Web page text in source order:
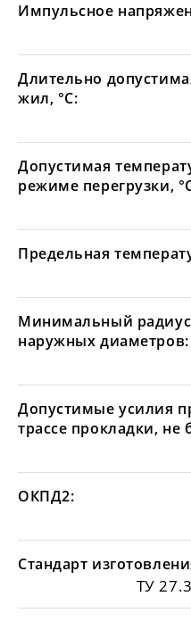
Импульсное
Длительно
жил, °С:
Допустимая
режиме перегрузки,
Предельная
Минимальный
наружных диаметров:
Допустимые усилия
трассе прокладки, не
ОКПД2:
Стандарт
ТУ